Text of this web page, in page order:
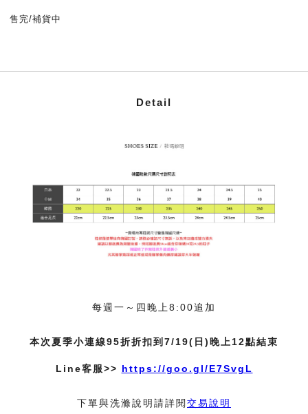
售完/補貨中
Detail
每週一～四晚上8:00追加
本次夏季小連線95折折扣到7/19(日)晚上12點結束
Line客服>> https://goo.gl/E7SvgL
下單與洗滌說明請詳閱交易說明